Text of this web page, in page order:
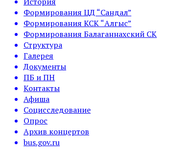
Формирования ЦД “Сандал”
Формирования КСК “Алгыс”
Формирования Балаганнахский СК
Структура
Галерея
Документы
ПБ и ПН
Контакты
Афиша
Социсследование
Опрос
Архив концертов
bus.gov.ru